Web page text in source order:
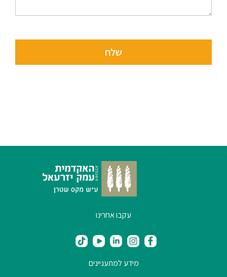
סטודנטים
עקבו אחרינו
מידע למתעניינים